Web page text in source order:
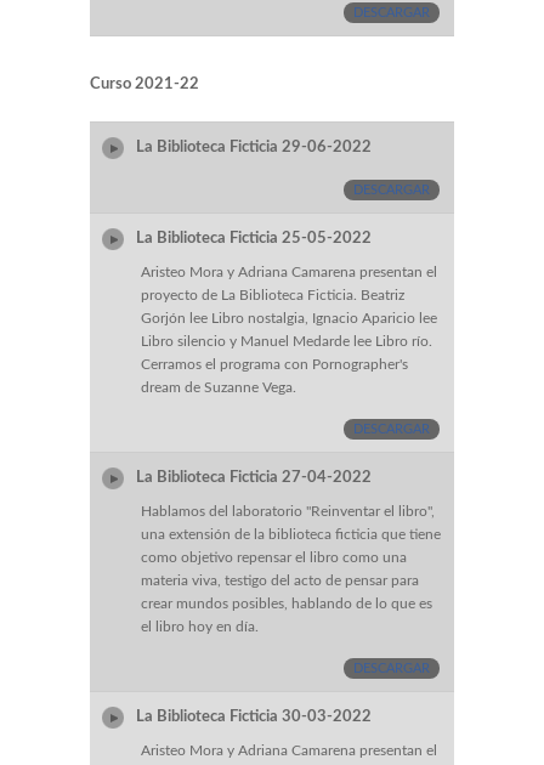
DESCARGAR
Curso 2021-22
La Biblioteca Ficticia 29-06-2022
DESCARGAR
La Biblioteca Ficticia 25-05-2022
Aristeo Mora y Adriana Camarena presentan el
proyecto de La Biblioteca Ficticia. Beatriz
Gorjón lee Libro nostalgia, Ignacio Aparicio lee
Libro silencio y Manuel Medarde lee Libro río.
Cerramos el programa con Pornographer's
dream de Suzanne Vega.
DESCARGAR
La Biblioteca Ficticia 27-04-2022
Hablamos del laboratorio "Reinventar el libro",
una extensión de la biblioteca ficticia que tiene
como objetivo repensar el libro como una
materia viva, testigo del acto de pensar para
crear mundos posibles, hablando de lo que es
el libro hoy en día.
DESCARGAR
La Biblioteca Ficticia 30-03-2022
Aristeo Mora y Adriana Camarena presentan el